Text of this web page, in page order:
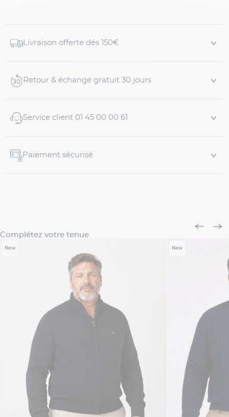
Livraison offerte dés 150€
Retour & échange gratuit 30 jours
Service client 01 45 00 00 61
Paiement sécurisé
Complétez votre tenue
New New